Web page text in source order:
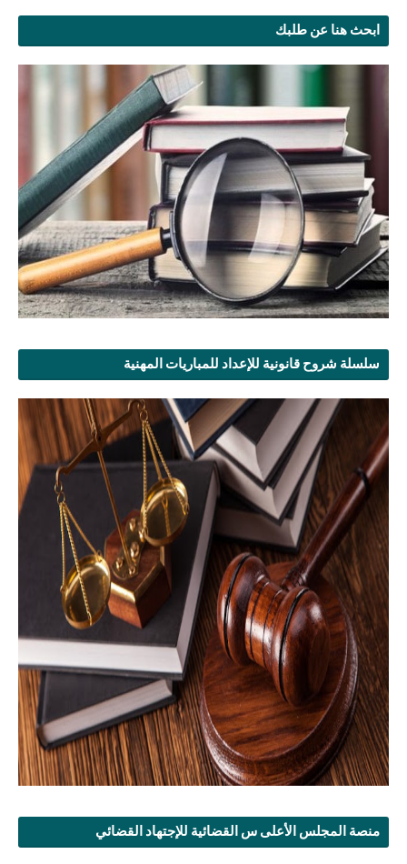
ابحث هنا عن طلبك
سلسلة شروح قانونية للإعداد للمباريات المهنية
منصة المجلس الأعلى س القضائية للإجتهاد القضائي